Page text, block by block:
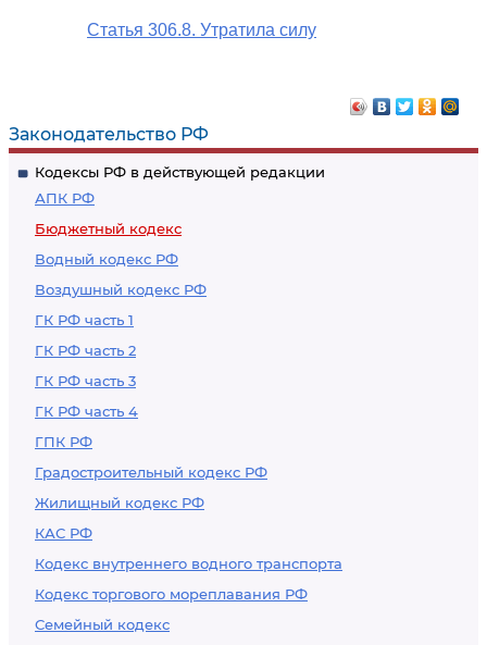
Законодательство РФ
Кодексы РФ в действующей редакции
АПК РФ
Бюджетный кодекс
Водный кодекс РФ
Воздушный кодекс РФ
ГК РФ часть 1
ГК РФ часть 2
ГК РФ часть 3
ГК РФ часть 4
ГПК РФ
Градостроительный кодекс РФ
Жилищный кодекс РФ
КАС РФ
Кодекс внутреннего водного транспорта
Кодекс торгового мореплавания РФ
Семейный кодекс
Статья 306.8. Утратила силу